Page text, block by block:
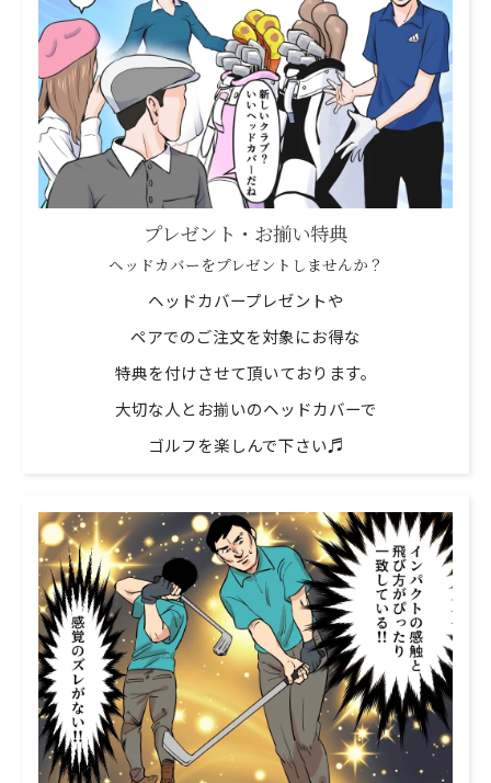
プレゼント・お揃い特典
ヘッドカバーをプレゼントしませんか？
ヘッドカバープレゼントや
ペアでのご注文を対象にお得な
特典を付けさせて頂いております。
大切な人とお揃いのヘッドカバーで
ゴルフを楽しんで下さい♬